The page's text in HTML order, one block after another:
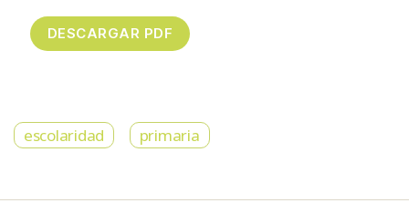
escolaridad primaria